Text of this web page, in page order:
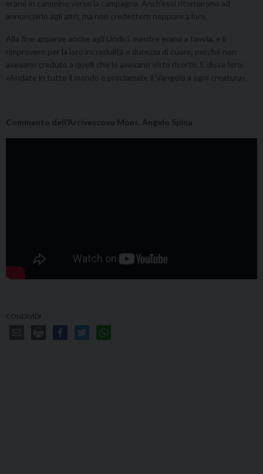
erano in cammino verso la campagna. Anch’essi ritornarono ad
annunciarlo agli altri; ma non credettero neppure a loro.
Alla fine apparve anche agli Undici, mentre erano a tavola, e li
rimproverò per la loro incredulità e durezza di cuore, perché non
avevano creduto a quelli che lo avevano visto risorto. E disse loro:
«Andate in tutto il mondo e proclamate il Vangelo a ogni creatura».
Commento dell’Arcivescovo Mons. Angelo Spina
CONDIVIDI